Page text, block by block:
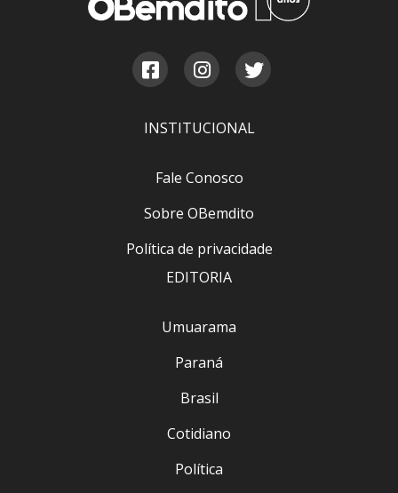
INSTITUCIONAL
Fale Conosco
Sobre OBemdito
Política de privacidade
EDITORIA
Umuarama
Paraná
Brasil
Cotidiano
Política